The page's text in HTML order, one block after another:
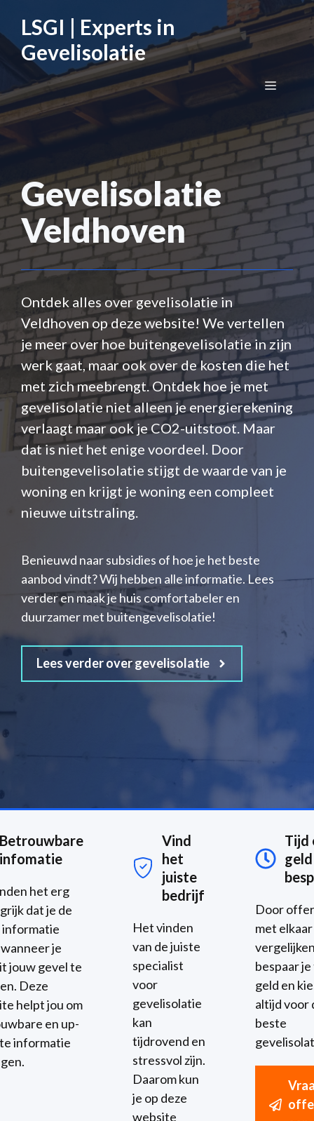
de
inhoud
LSGI | Experts in
Gevelisolatie
Menu
Gevelisolatie
Veldhoven
Ontdek alles over gevelisolatie in
Veldhoven op deze website! We vertellen
je meer over hoe buitengevelisolatie in zijn
werk gaat, maar ook over de kosten die het
met zich meebrengt. Ontdek hoe je met
gevelisolatie niet alleen je energierekening
verlaagt maar ook je CO2-uitstoot. Maar
dat is niet het enige voordeel. Door
buitengevelisolatie stijgt de waarde van je
woning en krijgt je woning een compleet
nieuwe uitstraling.
Benieuwd naar subsidies of hoe je het beste
aanbod vindt? Wij hebben alle informatie. Lees
verder en maak je huis comfortabeler en
duurzamer met buitengevelisolatie!
Lees verder over gevelisolatie
het erg
dat je de
je
jouw gevel te
Deze
helpt jou om
en up-
informatie
Vind
het
juiste
bedrijf
Het vinden
van de juiste
specialist
voor
gevelisolatie
kan
tijdrovend en
stressvol zijn.
Daarom kun
je op deze
website
Tijd
geld
Door
met
bespaar
geld en
altijd voor
beste